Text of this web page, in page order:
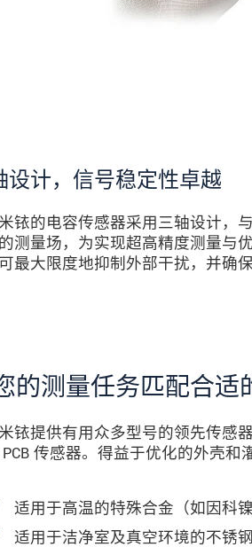
设计，信号稳定性卓越
铱的电容传感器采用三轴设计，
测量场，为实现超高精度测量与
最大限度地抑制外部干扰，并确
的测量任务匹配合适
铱提供有用众多型号的领先传感
传感器。得益于优化的外壳
适用于高温的特殊合金（如因科
适用于洁净室及真空环境的不锈